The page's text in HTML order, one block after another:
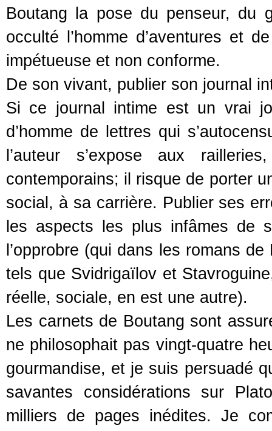
Boutang la pose du penseur, du
occulté l’homme d’aventures et
impétueuse et non conforme.
De son vivant, publier son journal
Si ce journal intime est un vrai
d’homme de lettres qui
l’auteur s’expose aux
contemporains; il risque de porter
social, à sa carrière. Publier ses
les aspects les plus infâmes de
l’opprobre (qui dans les romans
tels que Svidrigaïlov et
réelle, sociale, en est une autre).
Les carnets de Boutang sont
ne philosophait pas vingt-quatre
gourmandise, et je suis persuadé
savantes considérations sur
milliers de pages inédites. Je